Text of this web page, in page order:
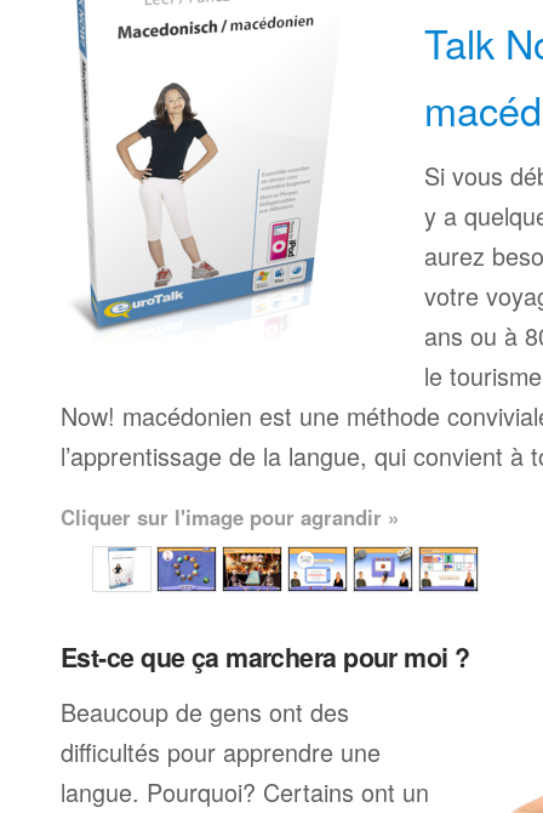
Talk
Si vous
y a
aurez
votre
ans ou à
le
Now! macédonien est une méthode
l’apprentissage de la langue, qui convient à
Cliquer sur l'image pour agrandir »
Est-ce que ça marchera pour moi ?
Beaucoup de gens ont des
difficultés pour apprendre une
langue. Pourquoi? Certains ont un